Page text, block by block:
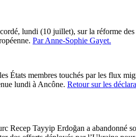
lundi (10 juillet), sur la réforme
Par Anne-Sophie Gayet.
États membres touchés par les flux
lundi à Ancône. Retour sur les
Recep Tayyip Erdoğan a abandonné